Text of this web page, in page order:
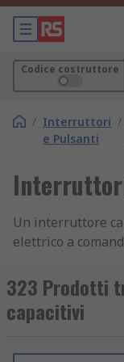
Codice costruttore
/ Interruttori
e Pulsanti
/
Un interruttore
elettrico a
funzionare. Il
semplice di
quanto si tratta
una certa
323 Prodotti
capacitivi